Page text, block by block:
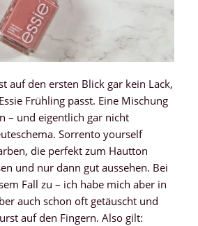
auf den ersten Blick gar kein Lack,
Frühling passt. Eine Mischung
– und eigentlich gar nicht
Sorrento yourself
die perfekt zum Hautton
und nur dann gut aussehen. Bei
Fall zu – ich habe mich aber in
auch schon oft getäuscht und
auf den Fingern. Also gilt: